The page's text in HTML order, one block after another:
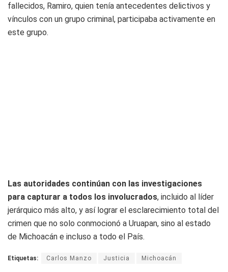
fallecidos, Ramiro, quien tenía antecedentes delictivos y
vínculos con un grupo criminal, participaba activamente en
este grupo.
Las autoridades continúan con las investigaciones
para capturar a todos los involucrados, incluido al líder
jerárquico más alto, y así lograr el esclarecimiento total del
crimen que no solo conmocionó a Uruapan, sino al estado
de Michoacán e incluso a todo el País.
Etiquetas: Carlos Manzo Justicia Michoacán